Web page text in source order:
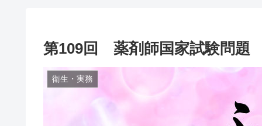
第109回 薬剤師国家試験問題
衛生・実務